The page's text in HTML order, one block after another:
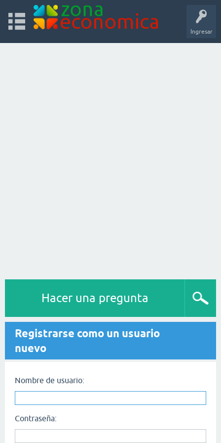
Ingresar
Hacer una pregunta
Registrarse como un usuario
nuevo
Nombre de usuario:
Contraseña: